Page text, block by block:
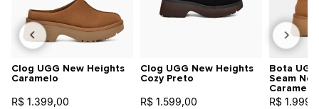
Clog UGG New Heights
Caramelo
R$ 1.399,00
Clog UGG New Heights
Cozy Preto
R$ 1.599,00
Bota
Seam
Caramelo
R$